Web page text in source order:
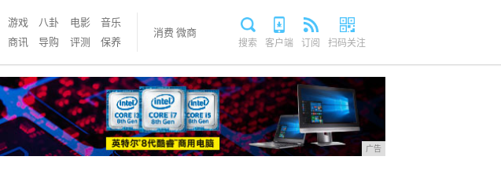
游戏 八卦 电影
音乐
商讯 导购 评测 保养
消费 微商
搜索 客户端 订阅 扫码关注
广告